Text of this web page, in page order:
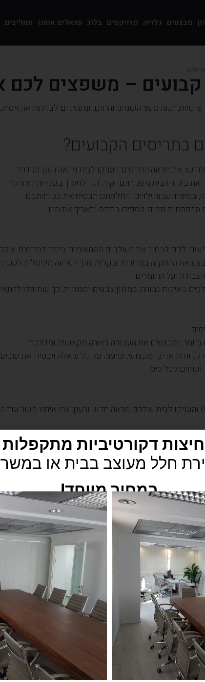
מבצעים גלריה פרויקטים בלוג שואלים אותנו ממליצים
– משפצים לכם
הגנה מפני השמש והחום, ומעניקים לבית מראה
בתריסים הקבועים?
את מראה התריסים ויעניקו לבית מראה רענן ומודרני.
בידוד הבית מפני חום וקור, וכך לחסוך בעלויות האנרגיה.
במיוחד עבור ילדים. החלפתם תבטיח את בטיחותכם.
נזקים נוספים בתריס ותאריך את חייו.
ויעזרו לכם לבחור את השלבים המתאימים ביותר לתריסים
את ההתקנה במהירות ובקלות, תוך הפרעה מינימלית
ועל החומרים.
באיכות גבוהה, במגוון צבעים וסגנונות, כך שתוכלו
ומבצעים את העבודה בצורה מקצועית ומדויקת.
אדיב ומקצועי, שיענה על כל שאלה ויבטיח את
לכל כיס.
לבית שלכם מראה חדש ורענן. צרו איתנו קשר עוד
דקורטיביות מתקפלות
חלל מעוצב בבית או
במחיר מיוחד!